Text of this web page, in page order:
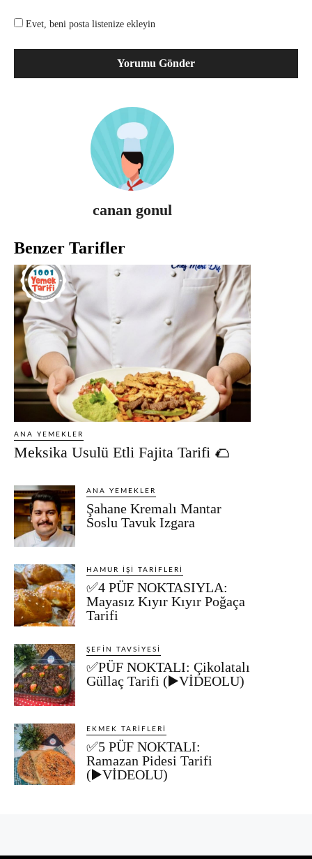
Evet, beni posta listenize ekleyin
canan gonul
Benzer Tarifler
ANA YEMEKLER
Meksika Usulü Etli Fajita Tarifi 🌮
ANA YEMEKLER
Şahane Kremalı Mantar
Soslu Tavuk Izgara
HAMUR İŞI TARIFLERI
✅4 PÜF NOKTASIYLA:
Mayasız Kıyır Kıyır Poğaça
Tarifi
ŞEFIN TAVSIYESI
✅PÜF NOKTALI: Çikolatalı
Güllaç Tarifi (▶️VİDEOLU)
EKMEK TARIFLERI
✅5 PÜF NOKTALI:
Ramazan Pidesi Tarifi
(▶️VİDEOLU)